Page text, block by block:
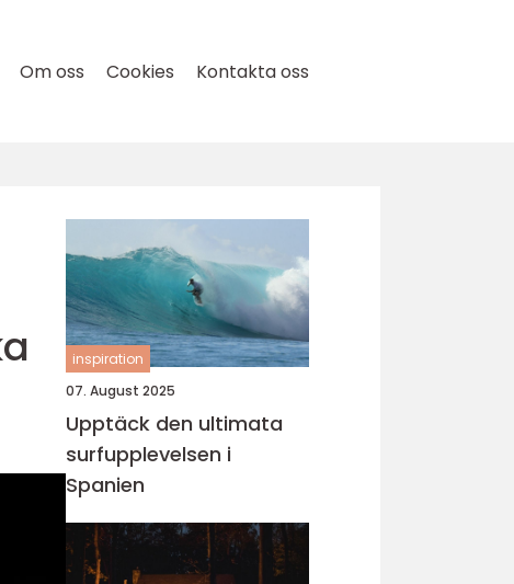
Om oss Cookies Kontakta oss
inspiration
07. August 2025
Upptäck den ultimata
surfupplevelsen i
Spanien